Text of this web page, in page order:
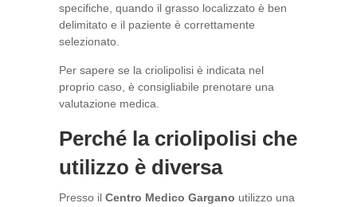
specifiche, quando il grasso localizzato è ben
delimitato e il paziente è correttamente
selezionato.
Per sapere se la criolipolisi è indicata nel
proprio caso, è consigliabile prenotare una
valutazione medica.
Perché la criolipolisi che
utilizzo è diversa
Presso il Centro Medico Gargano utilizzo una